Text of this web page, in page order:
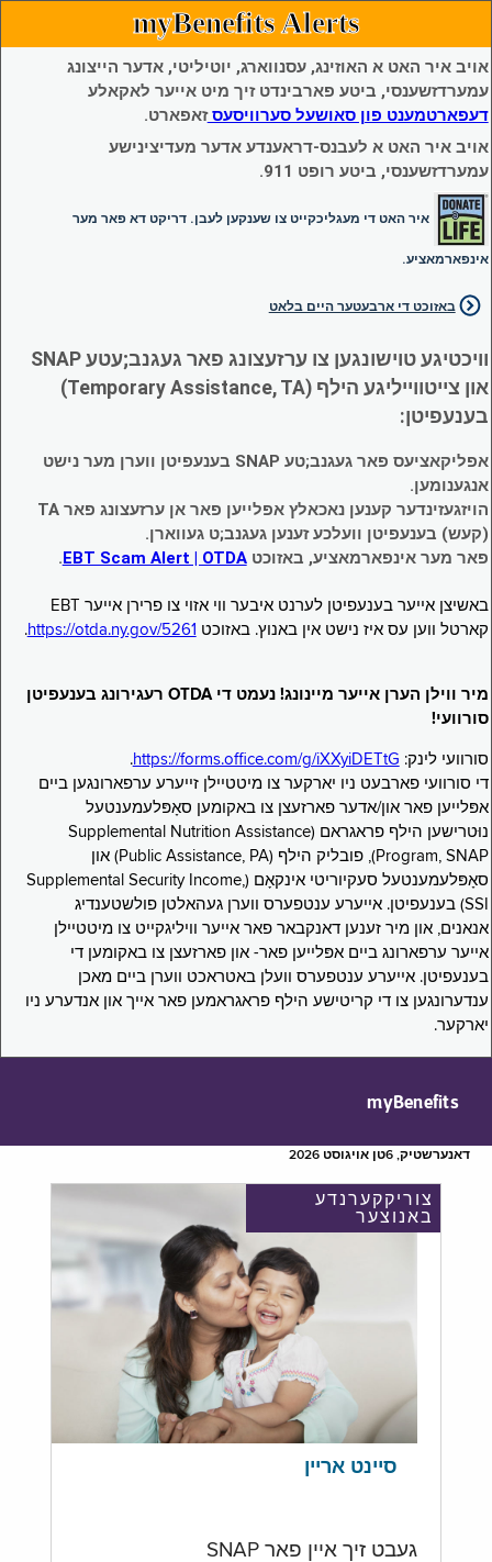
myBenefits Alerts
אויב איר האט א האוזינג, עסנווארג, יוטיליטי, אדער הייצונג
עמערדזשענסי, ביטע פארבינדט זיך מיט אייער לאקאלע
דעפארטמענט פון סאושעל סערוויסעסזאפארט.
אויב איר האט א לעבנס-דראענדע אדער מעדיצינישע
עמערדזשענסי, ביטע רופט 911.
איר האט די מעגליכקייט צו שענקען לעבן. דריקט דא פאר מער
אינפארמאציע.
באזוכט די ארבעטער היים בלאט
וויכטיגע טוישונגען צו ערזעצונג פאר געגנב;עטע SNAP
און צייטווייליגע הילף (Temporary Assistance, TA)
בענעפיטן:
אפליקאציעס פאר געגנב;טע SNAP בענעפיטן ווערן מער נישט
אנגענומען.
הויזגעזינדער קענען נאכאלץ אפּלייען פאר אן ערזעצונג פאר TA
(קעש) בענעפיטן וועלכע זענען געגנב;ט געווארן.
פאר מער אינפארמאציע, באזוכטEBT Scam Alert | OTDA
.
באשיצן אייער בענעפיטן לערנט איבער ווי אזוי צו פרירן אייער EBT
קארטל ווען עס איז נישט אין באנוץ. באזוכט https://otda.ny.gov/5261
.
מיר ווילן הערן אייער מיינונג! נעמט די OTDA רעגירונג בענעפיטן
סורוועי!
סורוועי לינק: https://forms.office.com/g/iXXyiDETtG
.
די סורוועי פארבעט ניו יארקער צו מיטטיילן זייערע ערפארונגען ביים
אפּלייען פאר און/אדער פארזעצן צו באקומען סאָפּלעמענטעל
נוּטרישען הילף פראגראם (Supplemental Nutrition Assistance
Program, SNAP), פובליק הילף (Public Assistance, PA) און
סאָפּלעמענטעל סעקיוריטי אינקאָם (Supplemental Security Income,
SSI) בענעפיטן. אייערע ענטפערס ווערן געהאלטן פולשטענדיג
אנאנים, און מיר זענען דאנקבאר פאר אייער וויליגקייט צו מיטטיילן
אייער ערפארונג ביים אפּלייען פאר- און פארזעצן צו באקומען די
בענעפיטן. אייערע ענטפערס וועלן באטראכט ווערן ביים מאכן
ענדערונגען צו די קריטישע הילף פראגראמען פאר אייך און אנדערע ניו
יארקער.
myBenefits
דאנערשטיק, 6טן אויגוסט 2026
צוריקקערנדע
באנוצער
סיינט אריין
געבט זיך איין פאר SNAP